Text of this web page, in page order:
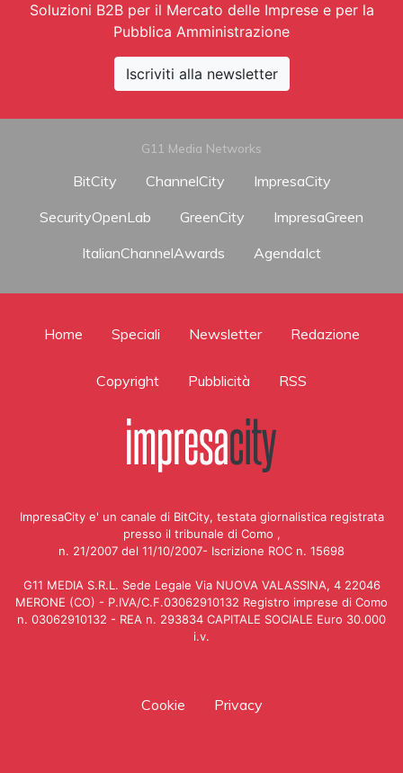
Soluzioni B2B per il Mercato delle Imprese e per la
Pubblica Amministrazione
Iscriviti alla newsletter
G11 Media Networks
BitCity ChannelCity
ImpresaCity
SecurityOpenLab
GreenCity
ImpresaGreen
ItalianChannelAwards
AgendaIct
Home Speciali Newsletter Redazione
Copyright Pubblicità RSS
ImpresaCity e' un canale di BitCity, testata giornalistica registrata
presso il tribunale di Como ,
n. 21/2007 del 11/10/2007- Iscrizione ROC n. 15698
G11 MEDIA S.R.L. Sede Legale Via NUOVA VALASSINA, 4 22046
MERONE (CO) - P.IVA/C.F.03062910132 Registro imprese di Como
n. 03062910132 - REA n. 293834 CAPITALE SOCIALE Euro 30.000
i.v.
Cookie Privacy